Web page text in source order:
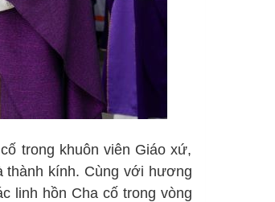
trong khuôn viên Giáo xứ,
thành kính. Cùng với hương
linh hồn Cha cố trong vòng